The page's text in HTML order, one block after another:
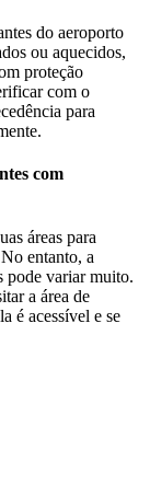
do aeroporto
ou aquecidos,
proteção
com o
para
com
áreas para
entanto, a
pode variar muito.
a área de
é acessível e se